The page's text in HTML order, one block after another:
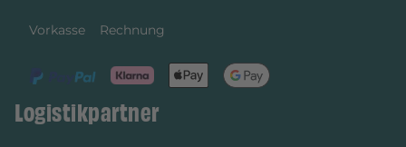
Vorkasse Rechnung
Logistikpartner